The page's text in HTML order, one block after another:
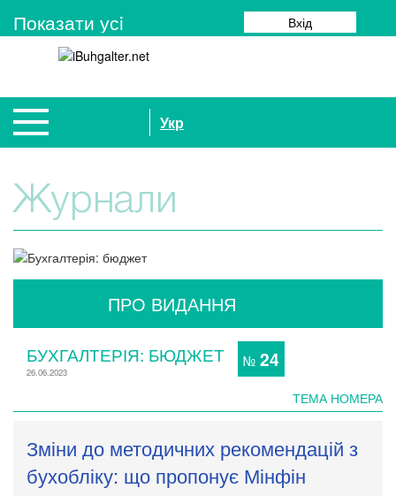
Показати усi Вхід
Укр
Журнали
ПРО ВИДАННЯ
БУХГАЛТЕРІЯ: БЮДЖЕТ
26.06.2023
№ 24
ТЕМА НОМЕРА
Зміни до методичних рекомендацій з
бухобліку: що пропонує Мінфін